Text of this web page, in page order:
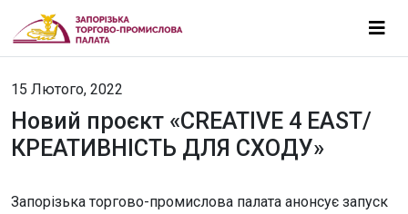
15 Лютого, 2022
Новий проєкт «CREATIVE 4 EAST/
КРЕАТИВНІСТЬ ДЛЯ СХОДУ»
Запорізька торгово-промислова палата анонсує запуск